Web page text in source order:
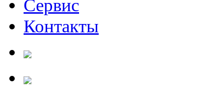
Сервис
Контакты